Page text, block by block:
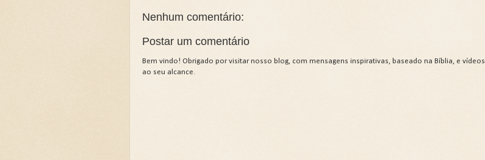
Nenhum comentário:
Postar um comentário
Bem vindo! Obrigado por visitar nosso blog, com mensagens inspirativas, baseado na Bíblia, e vídeos
ao seu alcance.